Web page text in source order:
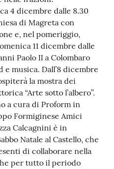
4 dicembre dalle 8.30
di Magreta con
e, nel pomeriggio,
11 dicembre dalle
Paolo II a Colombaro
musica. Dall’8 dicembre
la mostra dei
“Arte sotto l’albero”.
a cura di Proform in
Formiginese Amici
Calcagnini è in
Natale al Castello, che
di collaborare nella
per tutto il periodo